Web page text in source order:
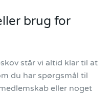
brug for
står vi altid klar til at
du har spørgsmål til
eller noget